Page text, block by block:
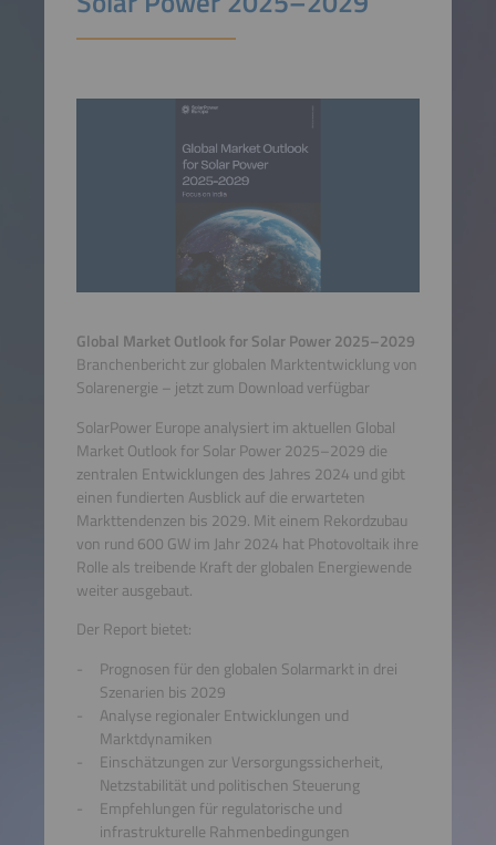
Global Market Outlook for Solar Power 2025–2029
Branchenbericht zur globalen Marktentwicklung von
Solarenergie – jetzt zum Download verfügbar
SolarPower Europe analysiert im aktuellen Global
Market Outlook for Solar Power 2025–2029 die
zentralen Entwicklungen des Jahres 2024 und gibt
einen fundierten Ausblick auf die erwarteten
Markttendenzen bis 2029. Mit einem Rekordzubau
von rund 600 GW im Jahr 2024 hat Photovoltaik ihre
Rolle als treibende Kraft der globalen Energiewende
weiter ausgebaut.
Der Report bietet:
Prognosen für den globalen Solarmarkt in drei
Szenarien bis 2029
Analyse regionaler Entwicklungen und
Marktdynamiken
Einschätzungen zur Versorgungssicherheit,
Netzstabilität und politischen Steuerung
Empfehlungen für regulatorische und
infrastrukturelle Rahmenbedingungen